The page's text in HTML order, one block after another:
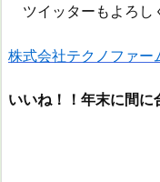
ツイッターもよろし
株式会社テクノファー
いいね！！年末に間に